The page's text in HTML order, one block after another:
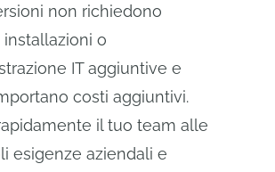
non richiedono
installazioni o
IT aggiuntive e
costi aggiuntivi.
il tuo team alle
esigenze aziendali e